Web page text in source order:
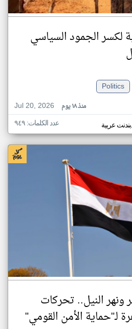
لكسر الجمود السياسي
Politics
Jul 20, 2026
منذ ١٨ يوم
عربية عدد الكلمات: ٩٤٩
ونهر النيل.. تحركات
لـ"حماية الأمن القومي"